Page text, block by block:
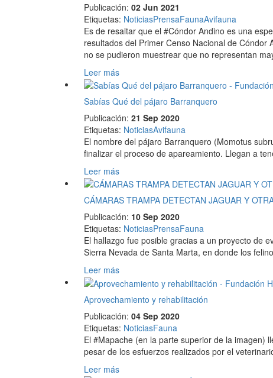
Publicación: 02 Jun 2021
Etiquetas: NoticiasPrensaFaunaAvifauna
Es de resaltar que el #Cóndor Andino es una
resultados del Primer Censo Nacional de
no se pudieron muestrear que no representan
Leer más
Sabías Qué del pájaro Barranquero
Publicación: 21 Sep 2020
Etiquetas: NoticiasAvifauna
El nombre del pájaro Barranquero (Momotus
finalizar el proceso de apareamiento. Llegan a
Leer más
CÁMARAS TRAMPA DETECTAN JAGUAR Y
Publicación: 10 Sep 2020
Etiquetas: NoticiasPrensaFauna
El hallazgo fue posible gracias a un proyecto de
Sierra Nevada de Santa Marta, en donde los
Leer más
Aprovechamiento y rehabilitación
Publicación: 04 Sep 2020
Etiquetas: NoticiasFauna
El #Mapache (en la parte superior de la imagen)
pesar de los esfuerzos realizados por el
Leer más